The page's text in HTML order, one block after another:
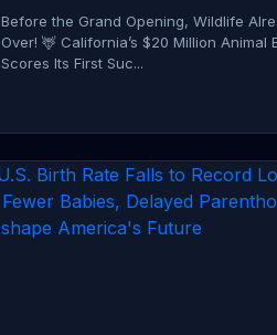
Before the Grand Opening, Wildlife
Over! 🦌 California’s $20 Million Animal
Scores Its First Suc...